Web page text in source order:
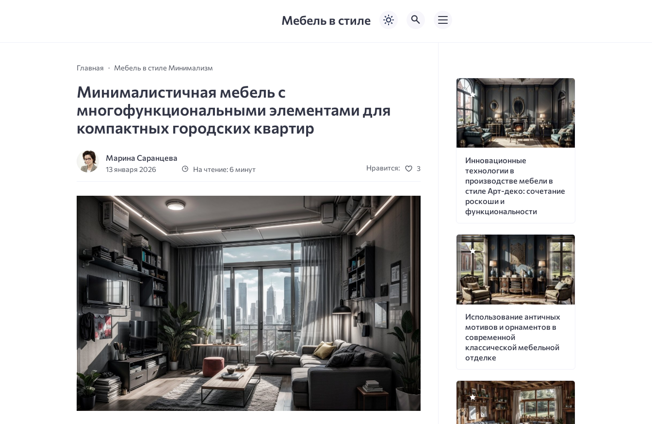
Мебель в стиле
Главная Мебель в стиле Минимализм
Минималистичная мебель с
многофункциональными элементами для
компактных городских квартир
Марина Саранцева
13 января 2026 На чтение: 6 минут Нравится: 3
Инновационные
технологии в
производстве мебели в
стиле Арт-деко: сочетание
роскоши и
функциональности
Использование античных
мотивов и орнаментов в
современной
классической мебельной
отделке